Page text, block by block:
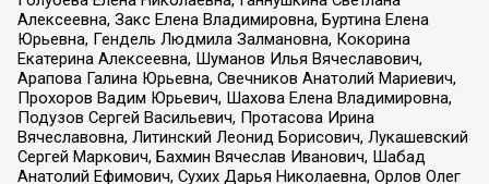
Алексеевна, Закс Елена Владимировна, Буртина Елена
Юрьевна, Гендель Людмила Залмановна, Кокорина
Екатерина Алексеевна, Шуманов Илья Вячеславович,
Арапова Галина Юрьевна, Свечников Анатолий Мариевич,
Прохоров Вадим Юрьевич, Шахова Елена Владимировна,
Подузов Сергей Васильевич, Протасова Ирина
Вячеславовна, Литинский Леонид Борисович, Лукашевский
Сергей Маркович, Бахмин Вячеслав Иванович, Шабад
Анатолий Ефимович, Сухих Дарья Николаевна, Орлов Олег